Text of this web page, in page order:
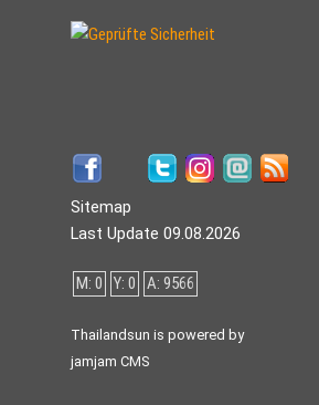
Sitemap
Last Update 09.08.2026
M: 0 Y: 0 A: 9566
Thailandsun is powered by
jamjam CMS